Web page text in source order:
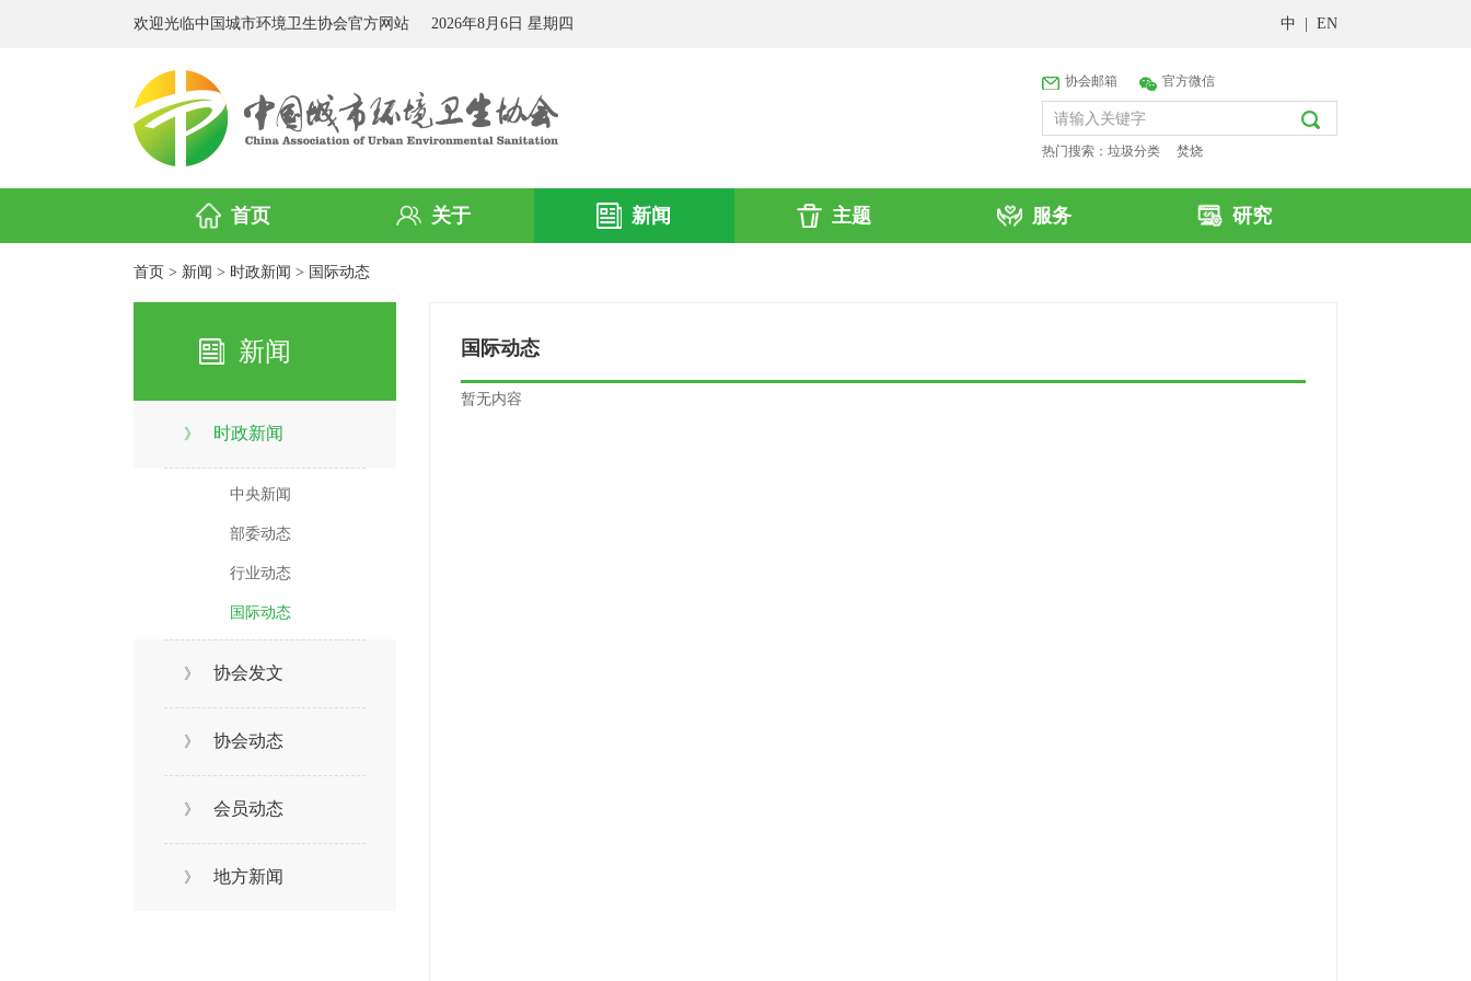
欢迎光临中国城市环境卫生协会官方网站 2026年8月6日 星期四 中 EN
协会邮箱 官方微信
热门搜索： 垃圾分类 焚烧
首页 关于 新闻 主题 服务 研究
首页 > 新闻 > 时政新闻 > 国际动态
新闻
》 时政新闻
中央新闻
部委动态
行业动态
国际动态
》 协会发文
》 协会动态
》 会员动态
》 地方新闻
国际动态
暂无内容